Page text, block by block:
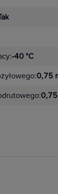
-40 °C
0,75